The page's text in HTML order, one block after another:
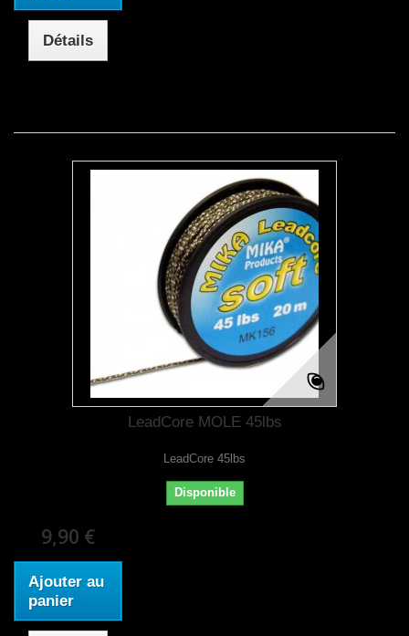
Détails
LeadCore MOLE 45lbs
LeadCore 45lbs
Disponible
9,90 €
Ajouter au
panier